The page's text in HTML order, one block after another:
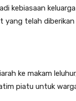
kebiasaan
yang telah diberikan
ke makam
piatu untuk